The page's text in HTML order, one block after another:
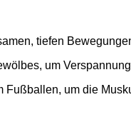
tiefen
um
Fußballen, um die